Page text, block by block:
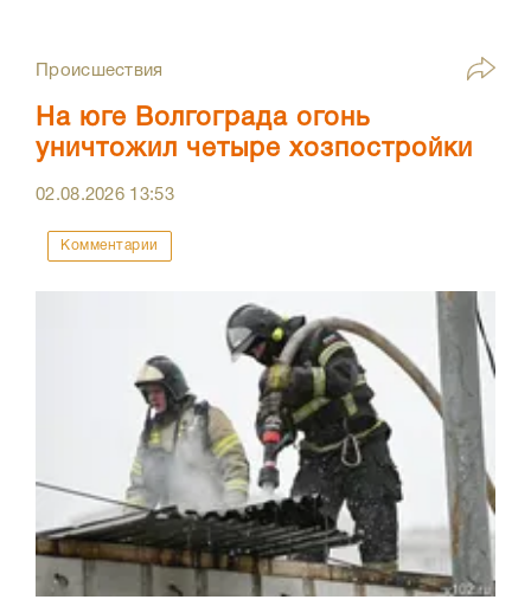
Происшествия
На юге Волгограда огонь
уничтожил четыре хозпостройки
02.08.2026 13:53
Комментарии